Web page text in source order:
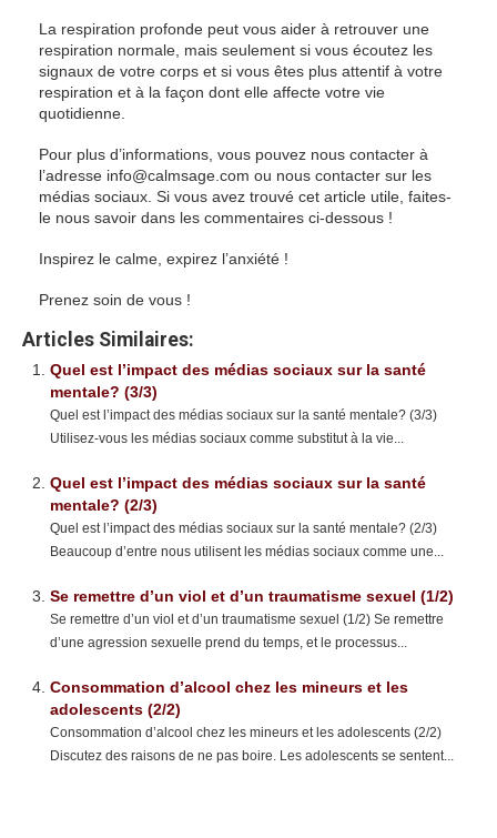
La respiration profonde peut vous aider à retrouver une
respiration normale, mais seulement si vous écoutez les
signaux de votre corps et si vous êtes plus attentif à votre
respiration et à la façon dont elle affecte votre vie
quotidienne.
Pour plus d’informations, vous pouvez nous contacter à
l’adresse info@calmsage.com ou nous contacter sur les
médias sociaux. Si vous avez trouvé cet article utile, faites-
le nous savoir dans les commentaires ci-dessous !
Inspirez le calme, expirez l’anxiété !
Prenez soin de vous !
Articles Similaires:
Quel est l’impact des médias sociaux sur la santé
mentale? (3/3)
Quel est l’impact des médias sociaux sur la santé mentale? (3/3)
Utilisez-vous les médias sociaux comme substitut à la vie...
Quel est l’impact des médias sociaux sur la santé
mentale? (2/3)
Quel est l’impact des médias sociaux sur la santé mentale? (2/3)
Beaucoup d’entre nous utilisent les médias sociaux comme une...
Se remettre d’un viol et d’un traumatisme sexuel (1/2)
Se remettre d’un viol et d’un traumatisme sexuel (1/2) Se remettre
d’une agression sexuelle prend du temps, et le processus...
Consommation d’alcool chez les mineurs et les
adolescents (2/2)
Consommation d’alcool chez les mineurs et les adolescents (2/2)
Discutez des raisons de ne pas boire. Les adolescents se sentent...